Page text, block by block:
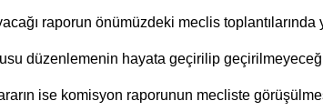
raporun önümüzdeki meclis
düzenlemenin hayata geçirilip
ise komisyon raporunun mecliste